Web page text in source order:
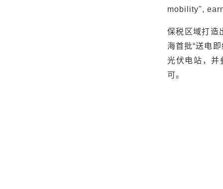
mobility",
保税区域打造
海首批“送电即
光伏电站，并
可。